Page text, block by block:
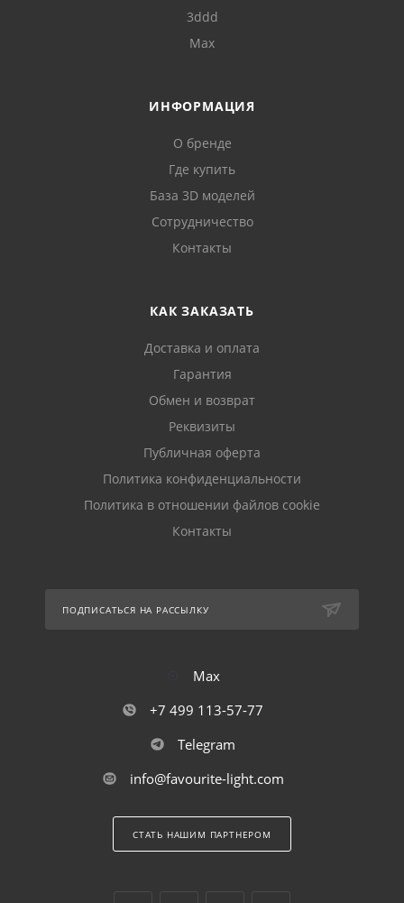
3ddd
Max
ИНФОРМАЦИЯ
О бренде
Где купить
База 3D моделей
Сотрудничество
Контакты
КАК ЗАКАЗАТЬ
Доставка и оплата
Гарантия
Обмен и возврат
Реквизиты
Публичная оферта
Политика конфиденциальности
Политика в отношении файлов cookie
Контакты
ПОДПИСАТЬСЯ НА РАССЫЛКУ
Max
+7 499 113-57-77
Telegram
info@favourite-light.com
СТАТЬ НАШИМ ПАРТНЕРОМ